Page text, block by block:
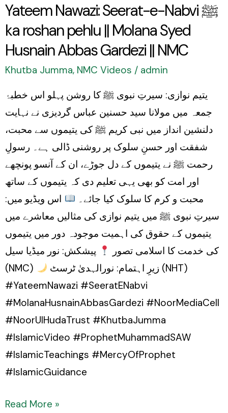
Yateem Nawazi: Seerat-e-Nabvi ﷺ
ka roshan pehlu || Molana Syed
Husnain Abbas Gardezi || NMC
Khutba Jumma, NMC Videos / admin
یتیم نوازی: سیرتِ نبوی ﷺ کا روشن پہلو اس خطبۂ
جمعہ میں مولانا سید حسنین عباس گردیزی نے نہایت
دلنشین انداز میں نبی کریم ﷺ کی یتیموں سے محبت،
شفقت اور حسنِ سلوک پر روشنی ڈالی ہے۔ رسولِ
رحمت ﷺ نے یتیموں کے دل جوڑے، ان کے آنسو پونچھے
اور امت کو بھی یہی تعلیم دی کہ یتیموں کے ساتھ
محبت و کرم کا سلوک کیا جائے۔
اس ویڈیو میں:
سیرتِ نبوی ﷺ میں یتیم نوازی کی مثالیں معاشرے میں
یتیموں کے حقوق کی اہمیت موجودہ دور میں یتیموں
کی خدمت کا اسلامی تصور
پیشکش: نور میڈیا سیل
(NMC)
#YateemNawazi #SeeratENabvi
#MolanaHusnainAbbasGardezi #NoorMediaCell
#NoorUlHudaTrust #KhutbaJumma
#IslamicVideo #ProphetMuhammadSAW
#IslamicTeachings #MercyOfProphet
#IslamicGuidance
pehlu
||
Molana
Abbas
Gardezi
||
NMC
Read More »